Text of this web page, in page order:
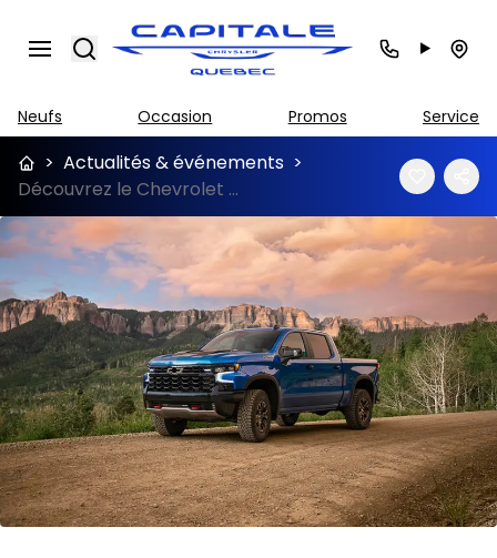
Search
Neufs Occasion Promos Service
> Actualités & événements >
Découvrez le Chevrolet Silverado usagé à vendre